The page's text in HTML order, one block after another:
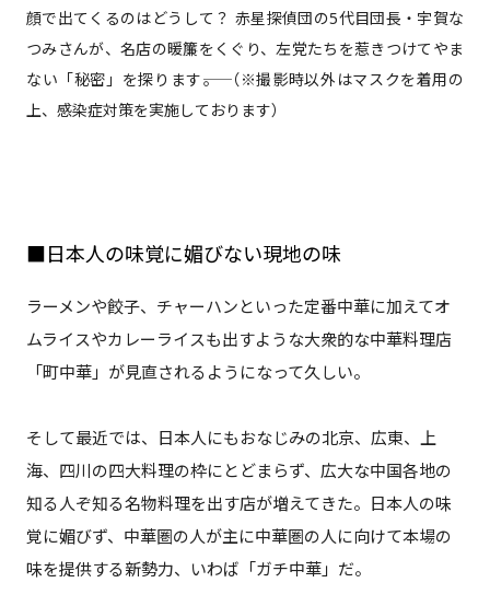
顔で出てくるのはどうして？ 赤星探偵団の5代目団長・宇賀な
つみさんが、名店の暖簾をくぐり、左党たちを惹きつけてやま
ない「秘密」を探ります――。 （※撮影時以外はマスクを着用の
上、感染症対策を実施しております）
■日本人の味覚に媚びない現地の味
ラーメンや餃子、チャーハンといった定番中華に加えてオ
ムライスやカレーライスも出すような大衆的な中華料理店
「町中華」が見直されるようになって久しい。
そして最近では、日本人にもおなじみの北京、広東、上
海、四川の四大料理の枠にとどまらず、広大な中国各地の
知る人ぞ知る名物料理を出す店が増えてきた。日本人の味
覚に媚びず、中華圏の人が主に中華圏の人に向けて本場の
味を提供する新勢力、いわば「ガチ中華」だ。